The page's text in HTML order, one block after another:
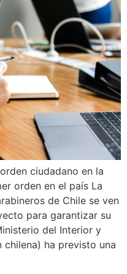
ciudadano en la
orden en el país La
de Chile se ven
para garantizar su
del Interior y
chilena) ha previsto una